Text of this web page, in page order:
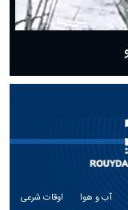
آب و هوا اوقات شرعی